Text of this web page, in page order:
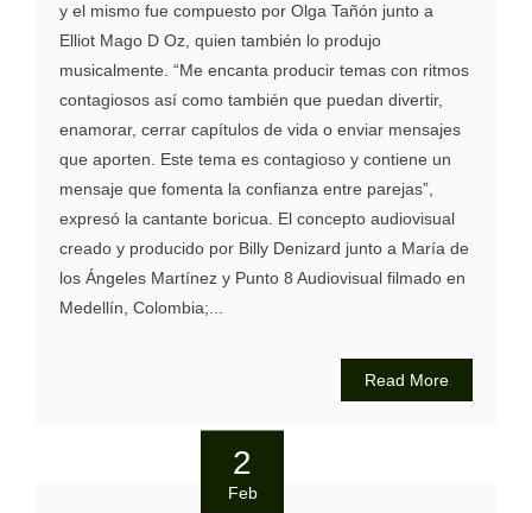
y el mismo fue compuesto por Olga Tañón junto a
Elliot Mago D Oz, quien también lo produjo
musicalmente. “Me encanta producir temas con ritmos
contagiosos así como también que puedan divertir,
enamorar, cerrar capítulos de vida o enviar mensajes
que aporten. Este tema es contagioso y contiene un
mensaje que fomenta la confianza entre parejas”,
expresó la cantante boricua. El concepto audiovisual
creado y producido por Billy Denizard junto a María de
los Ángeles Martínez y Punto 8 Audiovisual filmado en
Medellín, Colombia;...
Read More
2
Feb